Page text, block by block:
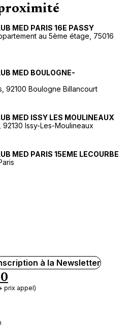
proximité
MED PARIS 16E PASSY
au 5ème étage, 75016
MED BOULOGNE-
92100 Boulogne Billancourt
MED ISSY LES MOULINEAUX
Issy-Les-Moulineaux
MED PARIS 15EME LECOURBE
à la Newsletter
prix appel)